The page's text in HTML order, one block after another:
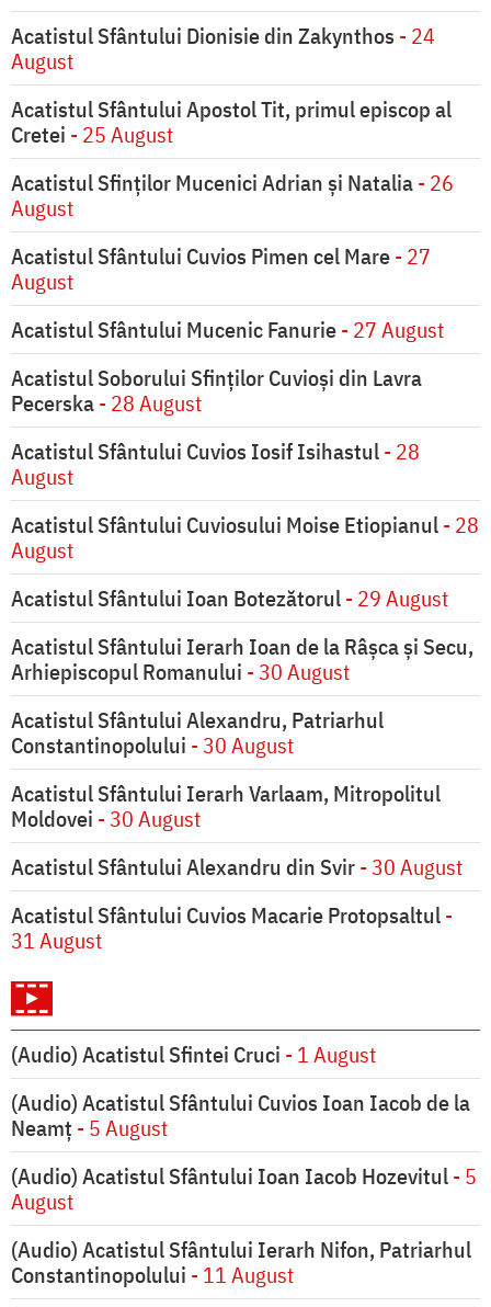
Acatistul Sfântului Dionisie din Zakynthos - 24
August
Acatistul Sfântului Apostol Tit, primul episcop al
Cretei - 25 August
Acatistul Sfinților Mucenici Adrian și Natalia- 26
August
Acatistul Sfântului Cuvios Pimen cel Mare- 27
August
Acatistul Sfântului Mucenic Fanurie- 27 August
Acatistul Soborului Sfinților Cuvioși din Lavra
Pecerska- 28 August
Acatistul Sfântului Cuvios Iosif Isihastul- 28
August
Acatistul Sfântului Cuviosului Moise Etiopianul- 28
August
Acatistul Sfântului Ioan Botezătorul- 29 August
Acatistul Sfântului Ierarh Ioan de la Râşca şi Secu,
Arhiepiscopul Romanului - 30 August
Acatistul Sfântului Alexandru, Patriarhul
Constantinopolului - 30 August
Acatistul Sfântului Ierarh Varlaam, Mitropolitul
Moldovei - 30 August
Acatistul Sfântului Alexandru din Svir- 30 August
Acatistul Sfântului Cuvios Macarie Protopsaltul-
31 August
(Audio) Acatistul Sfintei Cruci - 1 August
(Audio) Acatistul Sfântului Cuvios Ioan Iacob de la
Neamț - 5 August
(Audio) Acatistul Sfântului Ioan Iacob Hozevitul- 5
August
(Audio) Acatistul Sfântului Ierarh Nifon, Patriarhul
Constantinopolului - 11 August